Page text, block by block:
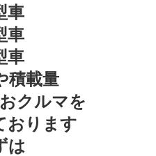
車
車
車
積載量
クルマを
おります
は